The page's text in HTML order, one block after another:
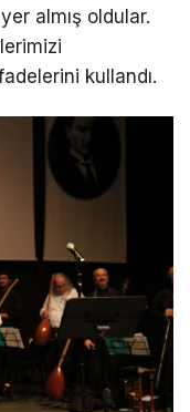
almış oldular.
kullandı.